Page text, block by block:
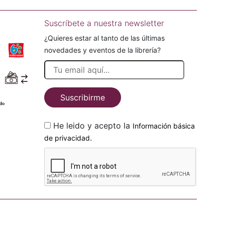
Suscríbete a nuestra newsletter
¿Quieres estar al tanto de las últimas
novedades y eventos de la librería?
Suscribirme
He leido y acepto la Información básica
de privacidad.